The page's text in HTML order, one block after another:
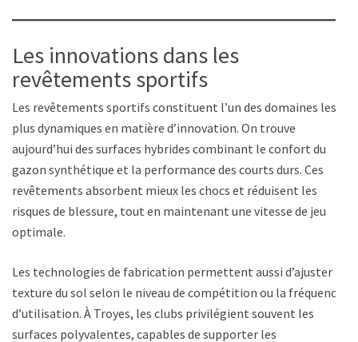
Les innovations dans les
revêtements sportifs
Les revêtements sportifs constituent l’un des domaines les
plus dynamiques en matière d’innovation. On trouve
aujourd’hui des surfaces hybrides combinant le confort du
gazon synthétique et la performance des courts durs. Ces
revêtements absorbent mieux les chocs et réduisent les
risques de blessure, tout en maintenant une vitesse de jeu
optimale.
Les technologies de fabrication permettent aussi d’ajuster la
texture du sol selon le niveau de compétition ou la fréquence
d’utilisation. À Troyes, les clubs privilégient souvent les
surfaces polyvalentes, capables de supporter les